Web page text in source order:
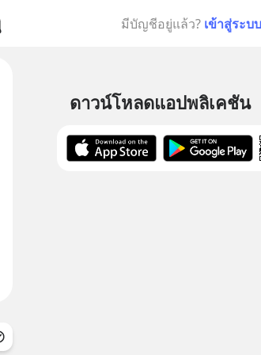
มีบัญชีอยู่แล้ว? เข้าสู่ระบบ
ดาวน์โหลดแอปพลิเคชัน